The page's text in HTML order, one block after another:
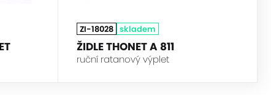
ZI-18028 skladem
ŽIDLE THONET A 811
ruční ratanový výplet